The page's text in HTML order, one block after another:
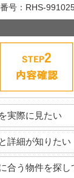
号：RHS-
実際に見たい
詳細が知りたい
合う物件を探し